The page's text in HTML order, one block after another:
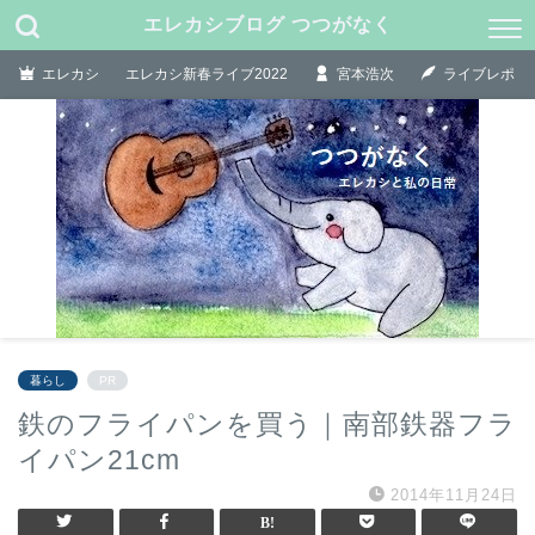
エレカシブログ つつがなく
エレカシ エレカシ新春ライブ2022 宮本浩次 ライブレポ
暮らし PR
鉄のフライパンを買う｜南部鉄器フラ
イパン21cm
2014年11月24日